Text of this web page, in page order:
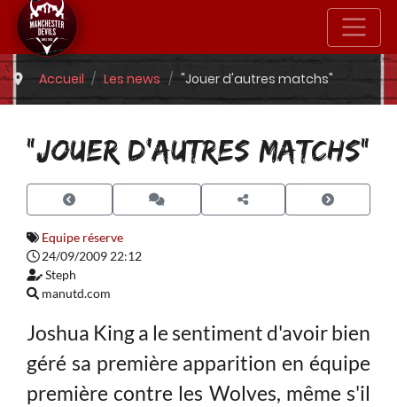
Accueil Les news "Jouer d'autres matchs"
"JOUER D'AUTRES MATCHS"
Equipe réserve
24/09/2009 22:12
Steph
manutd.com
Joshua King a le sentiment d'avoir bien
géré sa première apparition en équipe
première contre les Wolves, même s'il